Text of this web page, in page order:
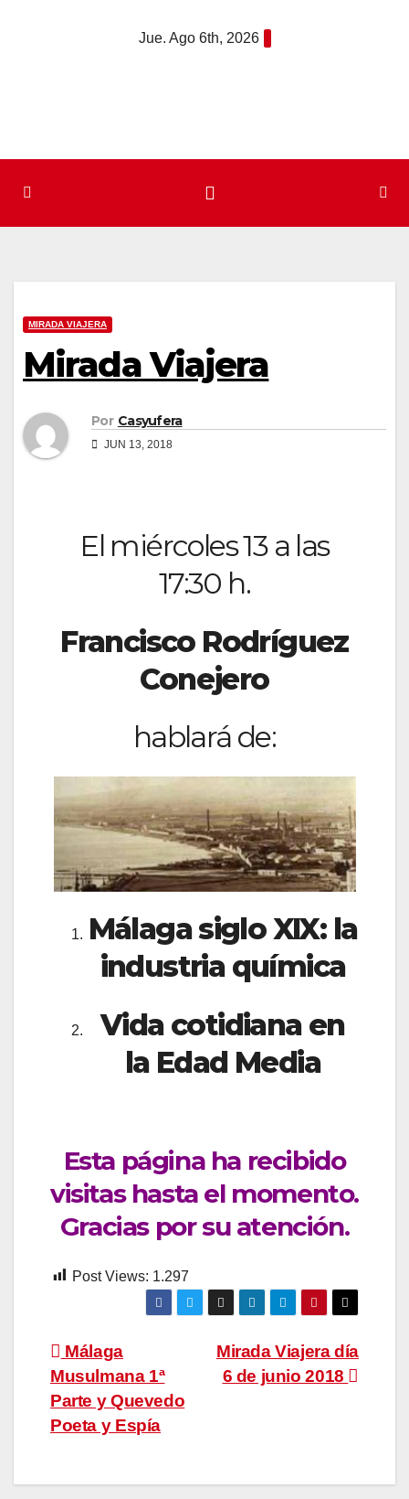
Jue. Ago 6th, 2026
MIRADA VIAJERA
Mirada Viajera
Por Casyufera
JUN 13, 2018
El miércoles 13 a las
17:30 h.
Francisco Rodríguez
Conejero
hablará de:
Málaga siglo XIX: la
industria química
Vida cotidiana en
la Edad Media
Esta página ha recibido
visitas hasta el momento.
Gracias por su atención.
Post Views: 1.297
Navegación
de
entradas
Mirada Viajera día
6 de junio 2018
Málaga
Musulmana 1ª
Parte y Quevedo
Poeta y Espía